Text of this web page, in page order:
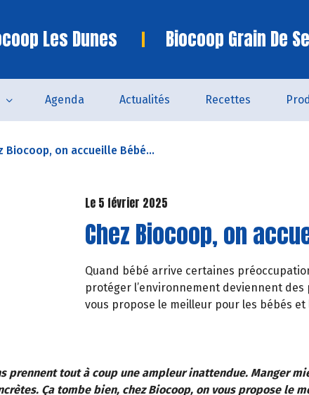
Les Dunes Biocoop Grain De
Agenda Actualités Recettes
Biocoop, on accueille Bébé...
Le 5 février 2025
Chez Biocoop, on
Quand bébé arrive certaines
protéger l’environnement deviennent
vous propose le meilleur pour les bébés
prennent tout à coup une ampleur inattendue. Manger
Ça tombe bien, chez Biocoop, on vous propose le